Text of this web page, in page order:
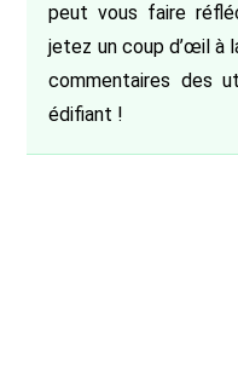
peut vous faire
jetez un coup d’œil à
commentaires des
édifiant !